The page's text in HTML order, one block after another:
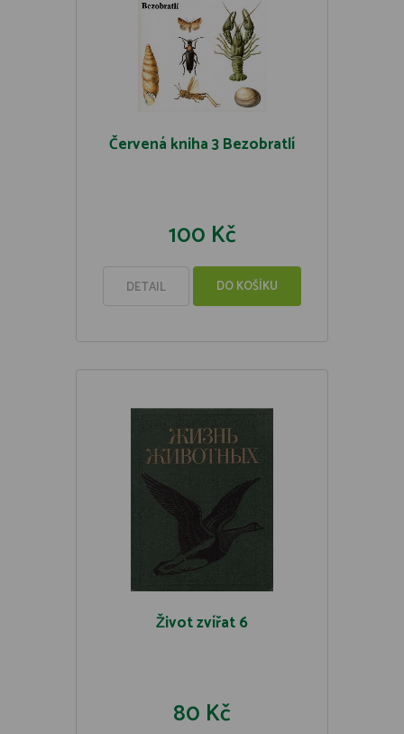
Červená kniha 3 Bezobratlí
100 Kč
DETAIL DO KOŠÍKU
Život zvířat 6
80 Kč